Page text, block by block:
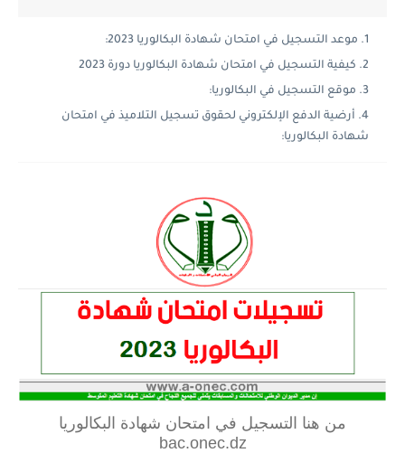
موعد التسجيل في امتحان شهادة البكالوريا 2023:
كيفية التسجيل في امتحان شهادة البكالوريا دورة 2023
موقع التسجيل في البكالوريا:
أرضية الدفع الإلكتروني لحقوق تسجيل التلاميذ في امتحان
شهادة البكالوريا:
من هنا التسجيل في امتحان شهادة البكالوريا
bac.onec.dz